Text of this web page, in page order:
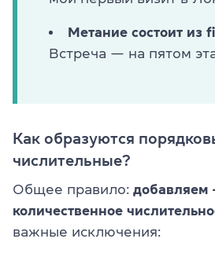
Метание состоит из
Встреча — на пятом
Как образуются
числительные?
Общее правило: добавляем
количественное
важные исключения: